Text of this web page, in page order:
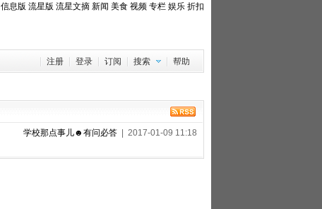
信息版 流星版 流星文摘 新闻 美食 视频 专栏 娱乐 折扣
注册 登录 订阅 搜索 帮助
学校那点事儿☻有问必答| 2017-01-09 11:18